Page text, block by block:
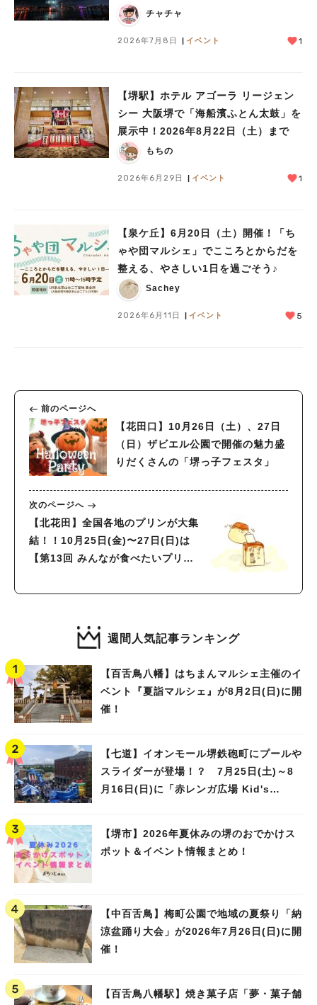
チャチャ
2026年7月8日 イベント 1
【堺駅】ホテル アゴーラ リージェン
シー 大阪堺で「海船濱ふとん太鼓」を
展示中！2026年8月22日（土）まで
もちの
2026年6月29日 イベント 1
【泉ケ丘】6月20日（土）開催！「ち
ゃや団マルシェ」でこころとからだを
整える、やさしい1日を過ごそう♪
Sachey
2026年6月11日 イベント 5
前のページへ
【花田口】10月26日（土）、27日
（日）ザビエル公園で開催の魅力盛
りだくさんの「堺っ子フェスタ」
次のページへ
【北花田】全国各地のプリンが大集
結！！10月25日(金)〜27日(日)は
【第13回 みんなが食べたいプリン
週間人気記事ランキング
【百舌鳥八幡】はちまんマルシェ主催のイ
ベント『夏詣マルシェ』が8月2日(日)に開
催！
【七道】イオンモール堺鉄砲町にプールや
スライダーが登場！？ 7月25日(土)～8
月16日(日)に「赤レンガ広場 Kid's
【堺市】2026年夏休みの堺のおでかけス
ポット＆イベント情報まとめ！
【中百舌鳥】梅町公園で地域の夏祭り「納
涼盆踊り大会」が2026年7月26日(日)に開
催！
【百舌鳥八幡駅】焼き菓子店「夢・菓子舗